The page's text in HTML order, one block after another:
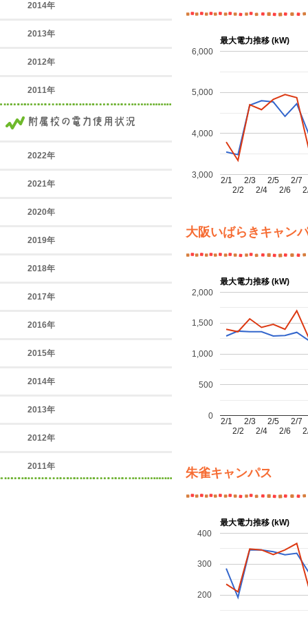
最大電力推移 (kW)
2/1
2/2
2/3
2/4
2/5
2/6
2/7
3,000
4,000
5,000
6,000
大阪いばらきキャン
最大電力推移 (kW)
2/1
2/2
2/3
2/4
2/5
2/6
2/7
0
500
1,000
1,500
2,000
朱雀キャンパス
最大電力推移 (kW)
200
300
400
2014年
2013年
2012年
2011年
2022年
2021年
2020年
2019年
2018年
2017年
2016年
2015年
2014年
2013年
2012年
2011年